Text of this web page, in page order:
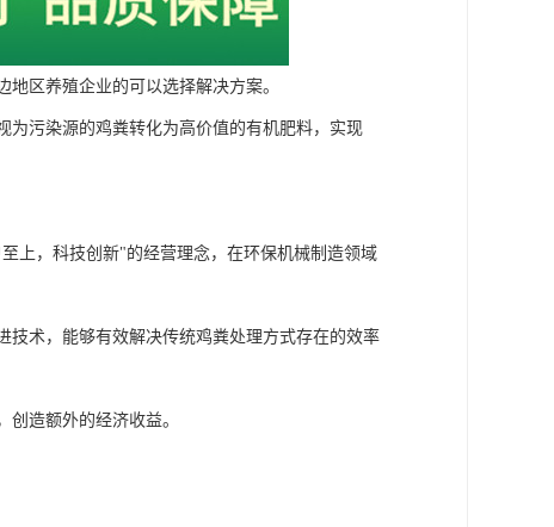
区养殖企业的可以选择解决方案。
为污染源的鸡粪转化为高价值的有机肥料，实现
上，科技创新"的经营理念，在环保机械制造领域
技术，能够有效解决传统鸡粪处理方式存在的效率
造额外的经济收益。